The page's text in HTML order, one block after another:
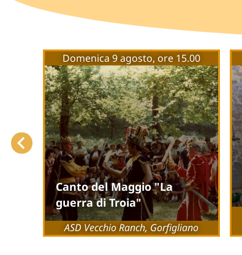
Domenica 9 agosto, ore 15.00
Canto del Maggio "La
guerra di Troia"
ASD Vecchio Ranch, Gorfigliano